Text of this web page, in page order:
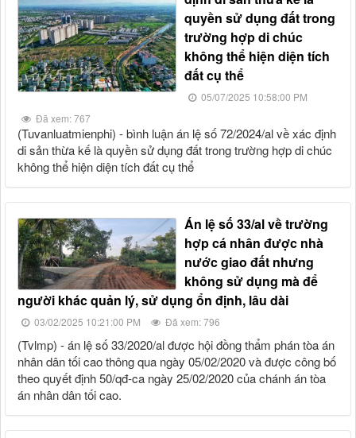
quyền sử dụng đất trong
trường hợp di chúc
không thể hiện diện tích
đất cụ thể
05/07/2025 10:58:00 PM
Đã xem: 767
(tuvanluatmienphi) - bình luận án lệ số 72/2024/al về xác định
di sản thừa kế là quyền sử dụng đất trong trường hợp di chúc
không thể hiện diện tích đất cụ thể
án lệ số 33/al về trường
hợp cá nhân được nhà
nước giao đất nhưng
không sử dụng mà để
người khác quản lý, sử dụng ổn định, lâu dài
03/02/2025 10:21:00 PM Đã xem: 796
(tvlmp) - án lệ số 33/2020/al được hội đồng thẩm phán tòa án
nhân dân tối cao thông qua ngày 05/02/2020 và được công bố
theo quyết định 50/qđ-ca ngày 25/02/2020 của chánh án tòa
án nhân dân tối cao.